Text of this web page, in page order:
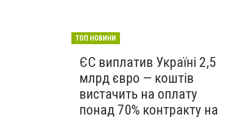
ТОП НОВИНИ
ЄС виплатив Україні 2,5
млрд євро — коштів
вистачить на оплату
понад 70% контракту на